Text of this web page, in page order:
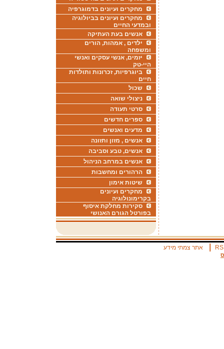
מחקרים ועיונים בדמוגרפיה
מחקרים ועיונים בביולוגיה
ובמדעי החיים
אנשים בעת העתיקה
ילדים , אמהות, הורים
ומשפחה
יזמים, אנשי עסקים ואנשי
היי-טק
ביוגרפיות, זכרונות ותולדות
חיים
שכול
ניצולי שואה
סרטי תעודה
ספרים חדשים
מדעים ואנשים
אנשים , מזון ותזונה
אנשים, טבע וסביבה
אנשים במרחב הניהול
הרהורים ומחשבות
שיטות אימון
מחקרים ועיונים
בקרימונולוגיה
סקירות מחלקת איסוף
בפורטל הגורם האנושי
אתר צמתי מידע